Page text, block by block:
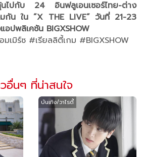
ลุ้นไปกับ 24 อินฟลูเอนเซอร์ไทย-ต่าง
มกัน ใน ”X THE LIVE” วันที่ 21-23
ปพลิเคชัน BIGXSHOW
เมิร์ซ #เรียลลิตี้เกม #BIGXSHOW
อื่นๆ ที่น่าสนใจ
บันเทิง/วาไรตี้